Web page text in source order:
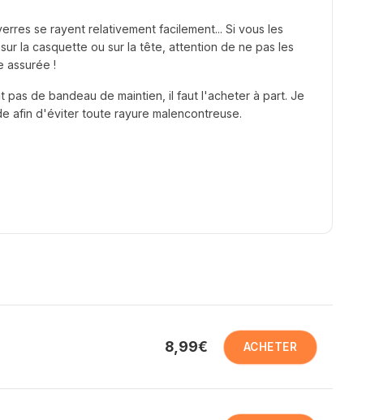
se rayent relativement facilement... Si vous les
la casquette ou sur la tête, attention de ne pas les
assurée !
pas de bandeau de maintien, il faut l'acheter à part. Je
afin d'éviter toute rayure malencontreuse.
8,99€ ACHETER